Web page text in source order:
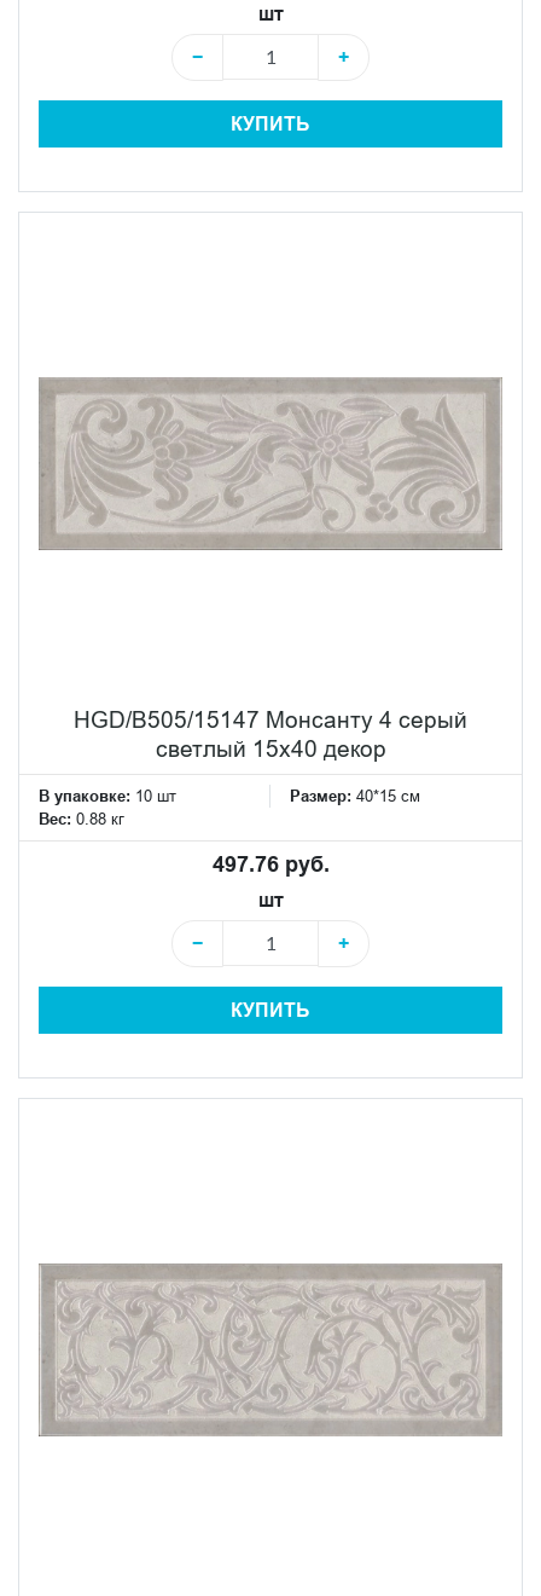
шт
−
+
КУПИТЬ
HGD/B505/15147 Монсанту 4 серый
светлый 15х40 декор
В упаковке: 10 шт Размер: 40*15 см
Вес: 0.88 кг
497.76 руб.
шт
−
+
КУПИТЬ